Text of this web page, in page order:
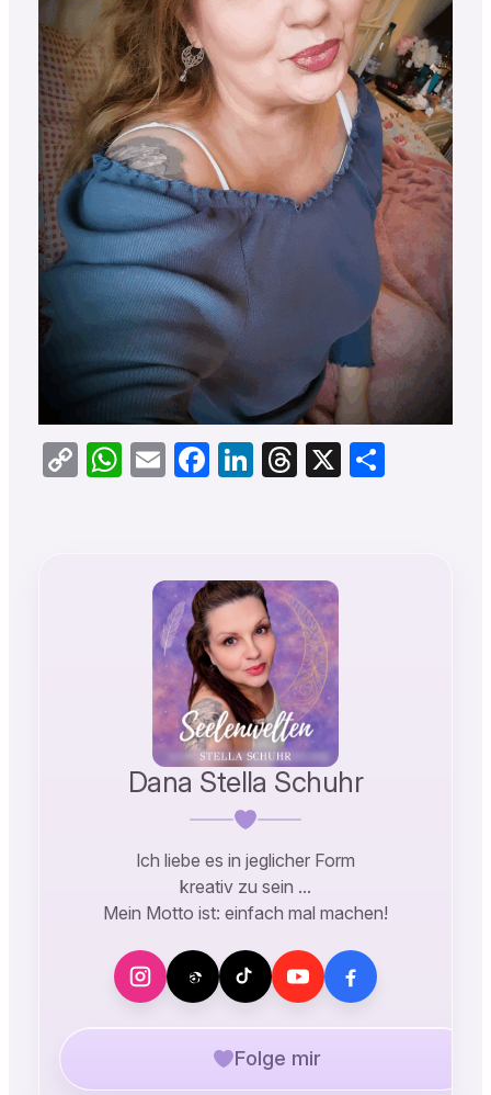
CopyWhatsApp
EmailFacebook
LinkedIn
Threads
X Teilen
Dana Stella Schuhr
Ich liebe es in jeglicher Form
kreativ zu sein …
Mein Motto ist: einfach mal machen!
Folge mir